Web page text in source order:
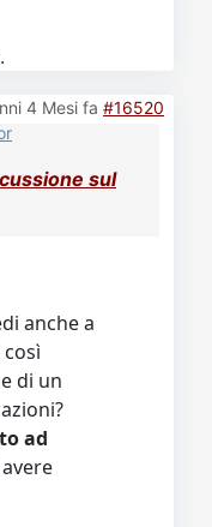
4 Mesi fa #16520
sul
anche a
di un
ad